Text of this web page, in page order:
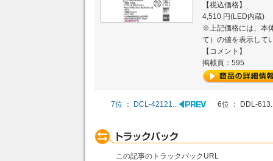
【税込価格】
4,510 円(LED内蔵)
※上記価格には、本
て）の値を表示して
【コメント】
掲載頁：595
7位 ： DCL-42121... 6位 ： DDL-
この記事のトラックバックURL